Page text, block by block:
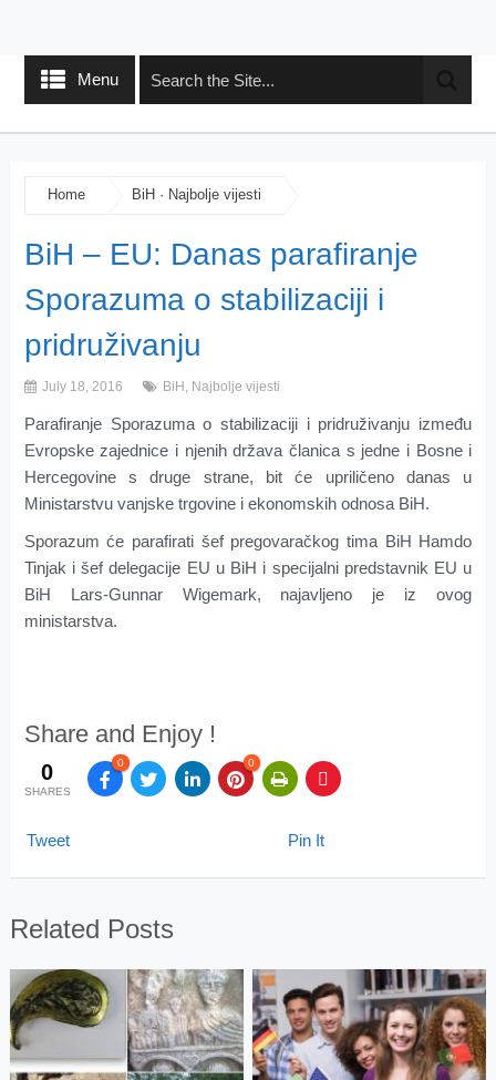
Menu
Home BiH · Najbolje vijesti
BiH – EU: Danas parafiranje
Sporazuma o stabilizaciji i
pridruživanju
July 18, 2016 BiH, Najbolje vijesti
Parafiranje Sporazuma o stabilizaciji i pridruživanju između
Evropske zajednice i njenih država članica s jedne i Bosne i
Hercegovine s druge strane, bit će upriličeno danas u
Ministarstvu vanjske trgovine i ekonomskih odnosa BiH.
Sporazum će parafirati šef pregovaračkog tima BiH Hamdo
Tinjak i šef delegacije EU u BiH i specijalni predstavnik EU u
BiH Lars-Gunnar Wigemark, najavljeno je iz ovog
ministarstva.
Share and Enjoy !
0
SHARES
0 0
Tweet Pin It
Related Posts